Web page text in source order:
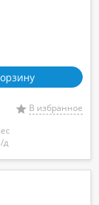
В избранное
д